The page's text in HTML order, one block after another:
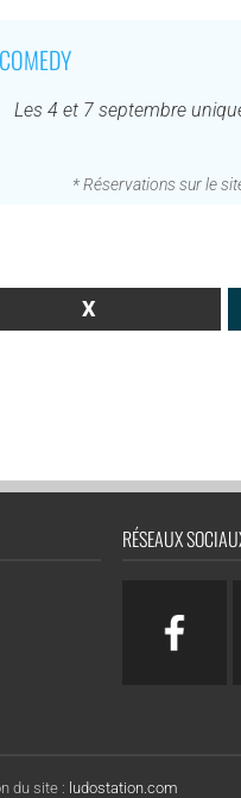
Les 4 et 7 septembre
* Réservations sur le
X
RÉSEAUX
du site : ludostation.com